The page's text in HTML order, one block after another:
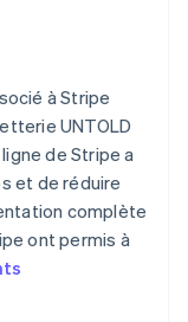
à Stripe
UNTOLD
de Stripe a
et de réduire
complète
ont permis à